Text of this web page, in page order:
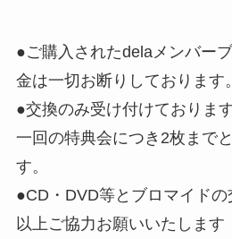
●ご購入されたdelaメンバー
金は一切お断りしております。
●交換のみ受け付けておりま
一回の特典会につき2枚まで
す。
●CD・DVD等とブロマイドの
以上ご協力お願いいたします